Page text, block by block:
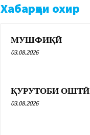
Хабарҳои охир
МУШФИҚӢ
03.08.2026
ҚУРУТОБИ ОШТӢ
03.08.2026